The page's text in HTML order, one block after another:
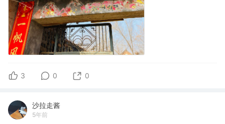
3 0 0
沙拉走酱
5年前